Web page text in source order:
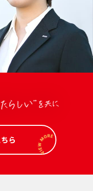
ら